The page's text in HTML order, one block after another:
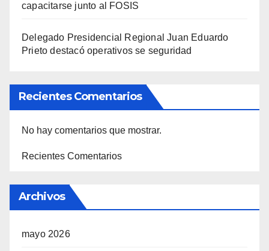
capacitarse junto al FOSIS
Delegado Presidencial Regional Juan Eduardo
Prieto destacó operativos se seguridad
Recientes Comentarios
No hay comentarios que mostrar.
Recientes Comentarios
Archivos
mayo 2026